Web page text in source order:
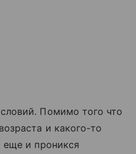
Помимо того что
и какого-то
еще и проникся